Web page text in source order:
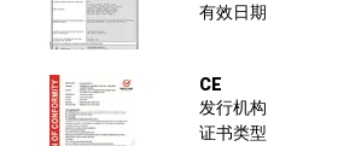
有效日期
CE
发行机构
证书类型